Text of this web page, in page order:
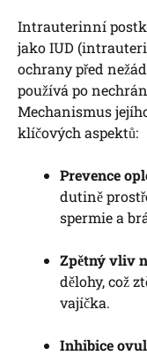
Intrauterinní
jako IUD
ochrany před
používá po
Mechanismus
klíčových aspektů:
Prevence
dutině
spermie a
Zpětný vliv
dělohy, což
vajíčka.
Inhibice